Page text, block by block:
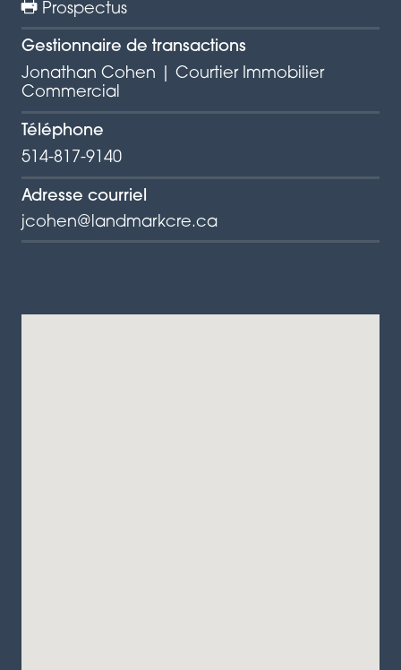
Prospectus
Gestionnaire de transactions
Jonathan Cohen | Courtier Immobilier
Commercial
Téléphone
514-817-9140
Adresse courriel
jcohen@landmarkcre.ca